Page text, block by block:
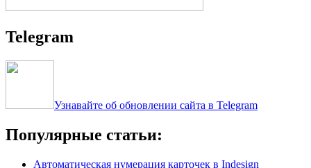
Telegram
Узнавайте об обновлении сайта в Telegram
Популярные статьи:
Автоматическая нумерация карточек в Indesign